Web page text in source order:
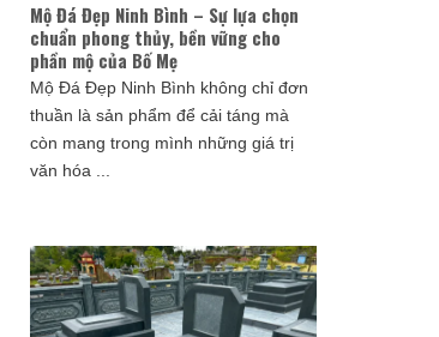
Mộ Đá Đẹp Ninh Bình – Sự lựa chọn
chuẩn phong thủy, bền vững cho
phần mộ của Bố Mẹ
Mộ Đá Đẹp Ninh Bình không chỉ đơn
thuần là sản phẩm để cải táng mà
còn mang trong mình những giá trị
văn hóa ...